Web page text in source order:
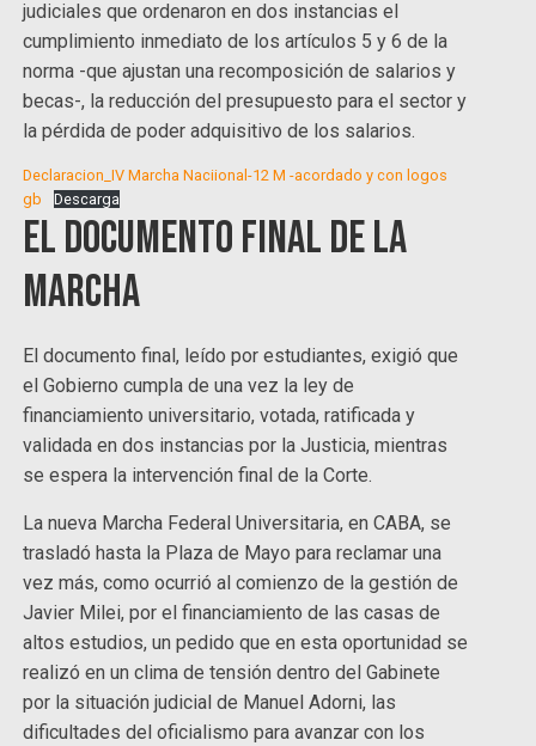
judiciales que ordenaron en dos instancias el
cumplimiento inmediato de los artículos 5 y 6 de la
norma -que ajustan una recomposición de salarios y
becas-, la reducción del presupuesto para el sector y
la pérdida de poder adquisitivo de los salarios.
Declaracion_IV Marcha Naciional-12 M -acordado y con logos
gb
Descarga
El documento final de la
marcha
El documento final, leído por estudiantes, exigió que
el Gobierno cumpla de una vez la ley de
financiamiento universitario, votada, ratificada y
validada en dos instancias por la Justicia, mientras
se espera la intervención final de la Corte.
La nueva Marcha Federal Universitaria, en CABA, se
trasladó hasta la Plaza de Mayo para reclamar una
vez más, como ocurrió al comienzo de la gestión de
Javier Milei, por el financiamiento de las casas de
altos estudios, un pedido que en esta oportunidad se
realizó en un clima de tensión dentro del Gabinete
por la situación judicial de Manuel Adorni, las
dificultades del oficialismo para avanzar con los